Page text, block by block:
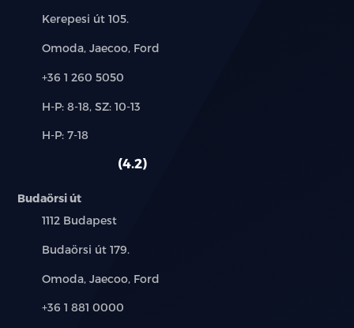
Cím:
Kerepesi út 105.
Márkák:
Omoda, Jaecoo, Ford
Telefon:
+36 1 260 5050
Új-
használt
H-P: 8-18, SZ: 10-13
Alkatrész,
H-P: 7-18
4.2
Budaörsi út
Település:
1112 Budapest
Cím:
Budaörsi út 179.
Márkák:
Omoda, Jaecoo, Ford
Telefon:
+36 1 881 0000